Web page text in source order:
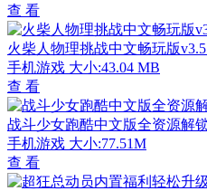
查 看
火柴人物理挑战中文畅玩版
手机游戏 大小:43.04 MB
查 看
战斗少女跑酷中文版全资源解
手机游戏 大小:77.51M
查 看